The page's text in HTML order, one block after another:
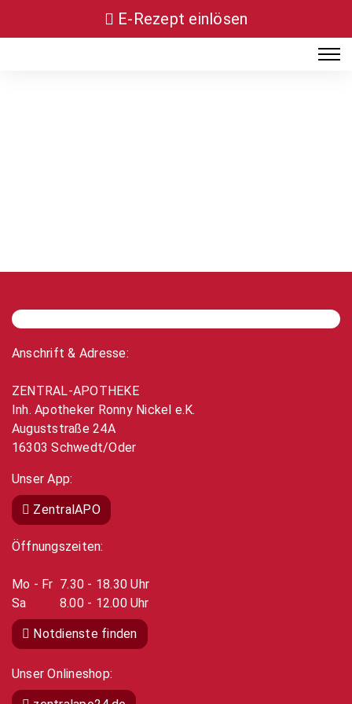
E-Rezept einlösen
Anschrift & Adresse:
ZENTRAL-APOTHEKE
Inh. Apotheker Ronny Nickel e.K.
Auguststraße 24A
16303 Schwedt/Oder
Unser App:
ZentralAPO
Öffnungszeiten:
Mo - Fr 7.30 - 18.30 Uhr
Sa 8.00 - 12.00 Uhr
Notdienste finden
Unser Onlineshop: